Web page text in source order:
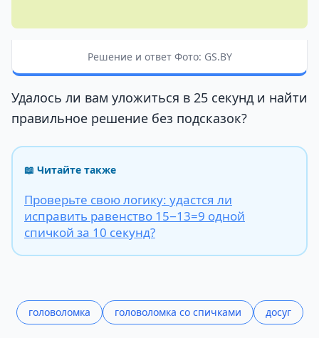
Решение и ответ Фото: GS.BY
Удалось ли вам уложиться в 25 секунд и найти
правильное решение без подсказок?
📖 Читайте также
Проверьте свою логику: удастся ли
исправить равенство 15−13=9 одной
спичкой за 10 секунд?
головоломка головоломка со спичками досуг